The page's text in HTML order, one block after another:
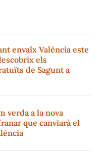
envaïx València este
els
de Sagunt a
verda a la nova
que canviarà el